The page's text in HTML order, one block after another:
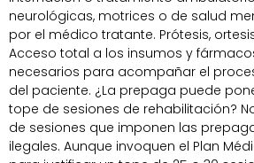
neurológicas, motrices o de salud
por el médico tratante. Prótesis,
Acceso total a los insumos y
necesarios para acompañar el
del paciente. ¿La prepaga puede
tope de sesiones de rehabilitación?
de sesiones que imponen las
ilegales. Aunque invoquen el Plan